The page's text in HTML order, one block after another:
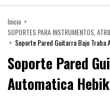
Inicio >
SOPORTES PARA INSTRUMENTOS,
> Soporte Pared Guitarra Bajo Traba
Soporte Pared
Automatica